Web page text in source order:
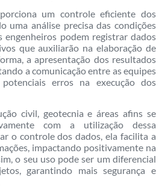
um controle eficiente dos
uma análise precisa das condições
engenheiros podem registrar dados
que auxiliarão na elaboração de
a apresentação dos resultados
a comunicação entre as equipes
erros na execução dos
civil, geotecnia e áreas afins se
com a utilização dessa
o controle dos dados, ela facilita a
impactando positivamente na
o seu uso pode ser um diferencial
garantindo mais segurança e